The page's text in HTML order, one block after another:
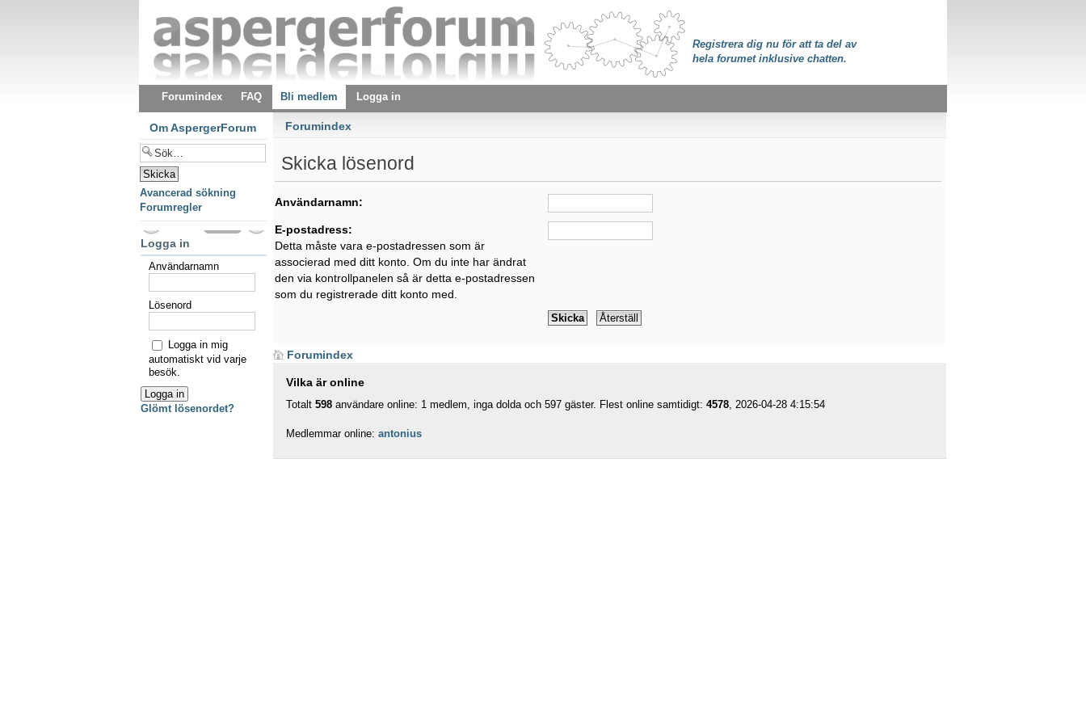
Registrera dig nu för att ta del av
hela forumet inklusive chatten.
Forumindex FAQ Bli medlem Logga in
Forumindex
Skicka lösenord
Användarnamn:
E-postadress:
Detta måste vara e-postadressen som är
associerad med ditt konto. Om du inte har ändrat
den via kontrollpanelen så är detta e-postadressen
som du registrerade ditt konto med.
Forumindex
Vilka är online
Totalt 598 användare online: 1 medlem, inga dolda och 597 gäster. Flest online samtidigt: 4578, 2026-04-28 4:15:54
Medlemmar online: antonius
Om AspergerForum
Avancerad sökning
Forumregler
Logga in
Användarnamn
Lösenord
Logga in mig
automatiskt vid varje
besök.
Glömt lösenordet?